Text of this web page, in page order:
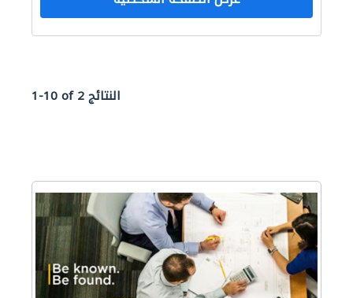
1-10 of 2 النتائج